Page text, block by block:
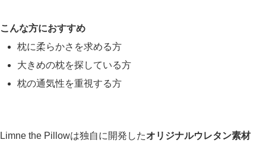
こんな方におすすめ
枕に柔らかさを求める方
大きめの枕を探している方
枕の通気性を重視する方
Limne the Pillowは独自に開発したオリジナルウレタン素材